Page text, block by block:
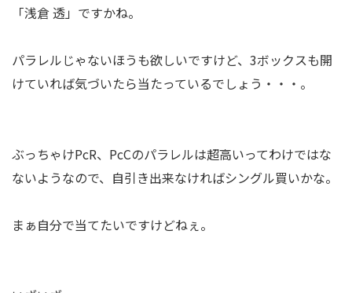
「浅倉 透」ですかね。
パラレルじゃないほうも欲しいですけど、3ボックスも開
けていれば気づいたら当たっているでしょう・・・。
ぶっちゃけPcR、PcCのパラレルは超高いってわけではな
ないようなので、自引き出来なければシングル買いかな。
まぁ自分で当てたいですけどねぇ。